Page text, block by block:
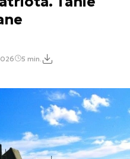
5 min.